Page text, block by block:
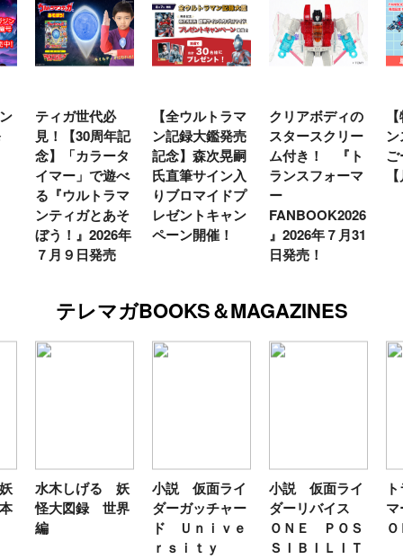
代必
周年記
ラータ
で遊べ
トラマ
とあそ
2026年
【全ウルトラマ
ン記録大鑑発売
記念】森次晃嗣
氏直筆サイン入
りブロマイドプ
レゼントキャン
ペーン開催！
クリアボディの
スタースクリー
ム付き！ 『ト
ランスフォーマ
ー
FANBOOK2026
』2026年７月31
【特別編】トラ
ンスフォーマー
ごー！ごー！
【月イチ更新】
テレマガBOOKS＆MAGAZINES
しげる 妖
図録 世界
小説 仮面ライ
ダーガッチャー
ド Ｕｎｉｖｅ
ｒｓｉｔｙ
小説 仮面ライ
ダーリバイス
ＯＮＥ ＰＯＳ
ＳＩＢＩＬＩＴ
トランスフ
マーＦＡＮ
ＯＫ２０２